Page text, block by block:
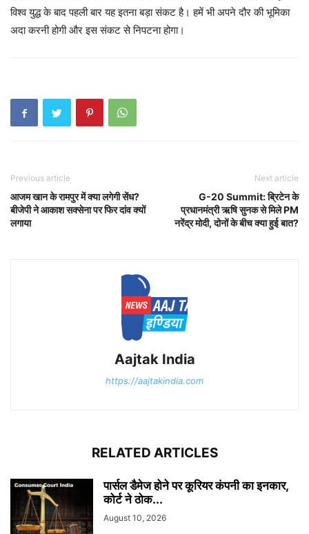
विश्व युद्ध के बाद पहली बार यह इतना बड़ा संकट है। हमें भी अपने दौर की भूमिका
अदा करनी होगी और इस संकट से निपटना होगा।
Previous article
आजम खान के रामपुर में क्या लगेगी सेंध?
बीजेपी ने आकाश सक्सेना पर फिर दांव क्यों
लगाया
Next article
G-20 Summit: ब्रिटेन के
प्रधानमंत्री ऋषि सुनक से मिले PM
नरेंद्र मोदी, दोनों के बीच क्या हुई बात?
Aajtak India
https://aajtakindia.com
RELATED ARTICLES
पार्सल डैमेज होने पर कूरियर कंपनी का इनकार,
कोर्ट ने ठोक...
August 10, 2026